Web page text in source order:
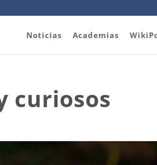
Noticias Academias
curiosos